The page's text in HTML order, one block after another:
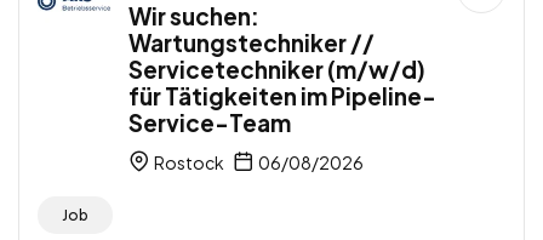
Wir suchen:
Wartungstechniker //
Servicetechniker (m/w/d)
für Tätigkeiten im Pipeline-
Service-Team
Rostock 06/08/2026
Job